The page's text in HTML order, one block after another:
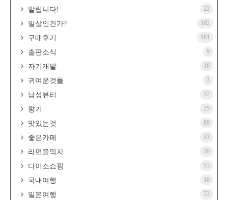
알립니다! 22
일상인건가? 102
구매후기 181
출판소식 9
자기개발 16
귀여운것들 3
남성뷰티 57
향기 25
맛있는것 89
좋은카페 13
라면을먹자 20
다이소쇼핑 53
국내여행 10
일본여행 53